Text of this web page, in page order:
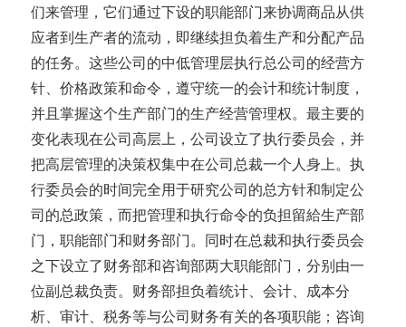
们来管理，它们通过下设的职能部门来协调商品从供
应者到生产者的流动，即继续担负着生产和分配产品
的任务。这些公司的中低管理层执行总公司的经营方
针、价格政策和命令，遵守统一的会计和统计制度，
并且掌握这个生产部门的生产经营管理权。最主要的
变化表现在公司高层上，公司设立了执行委员会，并
把高层管理的决策权集中在公司总裁一个人身上。执
行委员会的时间完全用于研究公司的总方针和制定公
司的总政策，而把管理和执行命令的负担留給生产部
门，职能部门和财务部门。同时在总裁和执行委员会
之下设立了财务部和咨询部两大职能部门，分别由一
位副总裁负责。财务部担负着统计、会计、成本分
析、审计、税务等与公司财务有关的各项职能；咨询